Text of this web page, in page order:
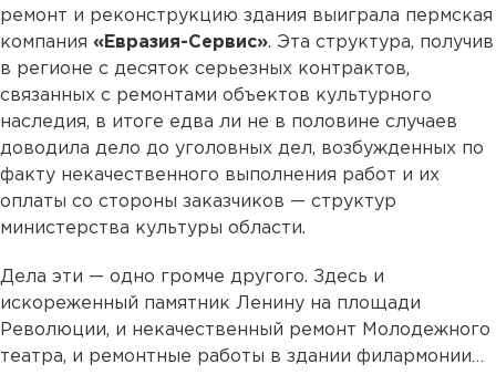
ремонт и реконструкцию здания выиграла пермская
компания «Евразия-Сервис». Эта структура, получив
в регионе с десяток серьезных контрактов,
связанных с ремонтами объектов культурного
наследия, в итоге едва ли не в половине случаев
доводила дело до уголовных дел, возбужденных по
факту некачественного выполнения работ и их
оплаты со стороны заказчиков — структур
министерства культуры области.
Дела эти — одно громче другого. Здесь и
искореженный памятник Ленину на площади
Революции, и некачественный ремонт Молодежного
театра, и ремонтные работы в здании филармонии…